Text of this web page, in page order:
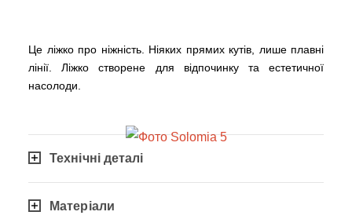
Це ліжко про ніжність. Ніяких прямих кутів, лише плавні
лінії. Ліжко створене для відпочинку та естетичної
насолоди.
Технічні деталі
Матеріали